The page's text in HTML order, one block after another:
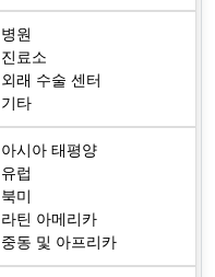
병원
진료소
외래 수술 센터
기타
아시아 태평양
유럽
북미
라틴 아메리카
중동 및 아프리카